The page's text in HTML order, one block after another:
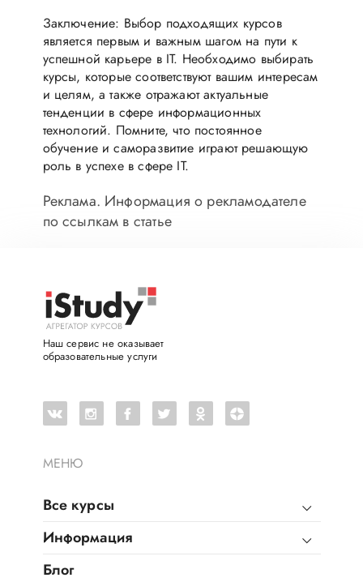
Заключение: Выбор подходящих курсов
является первым и важным шагом на пути к
успешной карьере в IT. Необходимо выбирать
курсы, которые соответствуют вашим интересам
и целям, а также отражают актуальные
тенденции в сфере информационных
технологий. Помните, что постоянное
обучение и саморазвитие играют решающую
роль в успехе в сфере IT.
Реклама. Информация о рекламодателе
по ссылкам в статье
МЕНЮ
Все курсы
Информация
Блог
Наш сервис не оказывает
образовательные услуги